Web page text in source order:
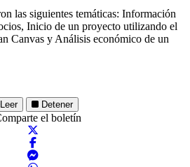
las siguientes temáticas: Información
Inicio de un proyecto utilizando el
Canvas y Análisis económico de un
Leer Detener
el boletín